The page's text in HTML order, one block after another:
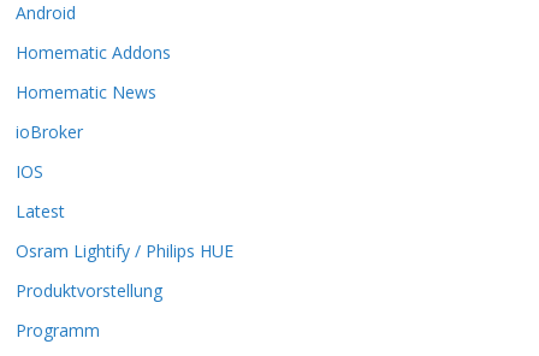
e
p
t
o
n
n
k
n
e
Android
Homematic Addons
Homematic News
ioBroker
IOS
Latest
Osram Lightify / Philips HUE
Produktvorstellung
Programm